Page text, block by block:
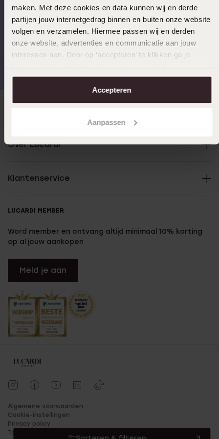
maken. Met deze cookies en data kunnen wij en derde
partijen jouw internetgedrag binnen en buiten onze website
volgen en verzamelen. Hiermee passen wij en derden
onze website, advertenties en communicatie aan jouw
interesses aan. Door op ‘accepteren’ te klikken ga je
aanpassen. Lees er meer over in onscookiebeleid.
Accepteren
Aanpassen
goudAccessoires: Enkelbandje van 14 karaat goud|Enkelbandje
9 Karaat |Enkelbandje 14 Karaat Goud Dames
Dames Accessoires: Enkelbandje 14 Karaat Goud Dames|
besteld, morgen in huis
Gratis verzending vanaf
4,67 uit 5 (82.000+
Over Lucardi
Klantenservice
LUCARDI MEMBER
Word member en ontvang altijd minimaal 10% korting
op al jouw aankopen
Meld je aan
Algemene voorwaarden
Cookie-instellingen
Privacy policy
Toegankelijkheid